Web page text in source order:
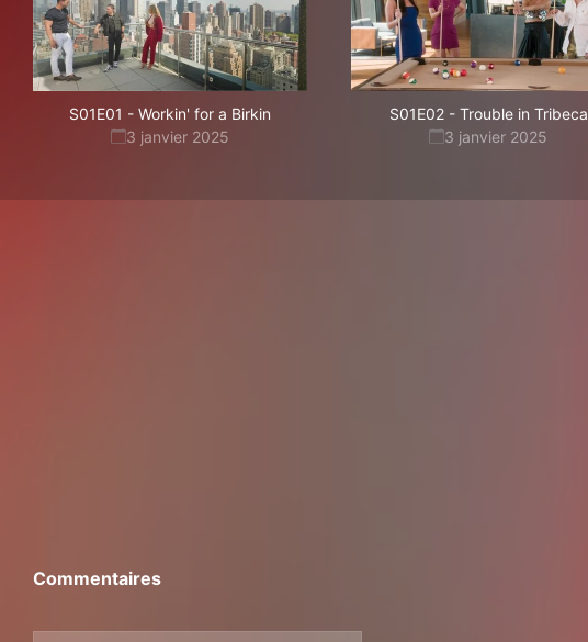
S01E01 - Workin' for a Birkin
3 janvier 2025
S01E02- Trouble in Tribeca
3 janvier 2025
Commentaires